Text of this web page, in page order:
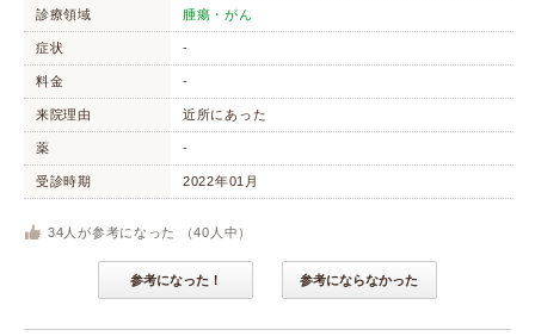
診療領域 腫瘍・がん
症状 -
料金 -
来院理由 近所にあった
薬 -
受診時期 2022年01月
34 人が参考になった （40 人中）
参考になった！ 参考にならなかった